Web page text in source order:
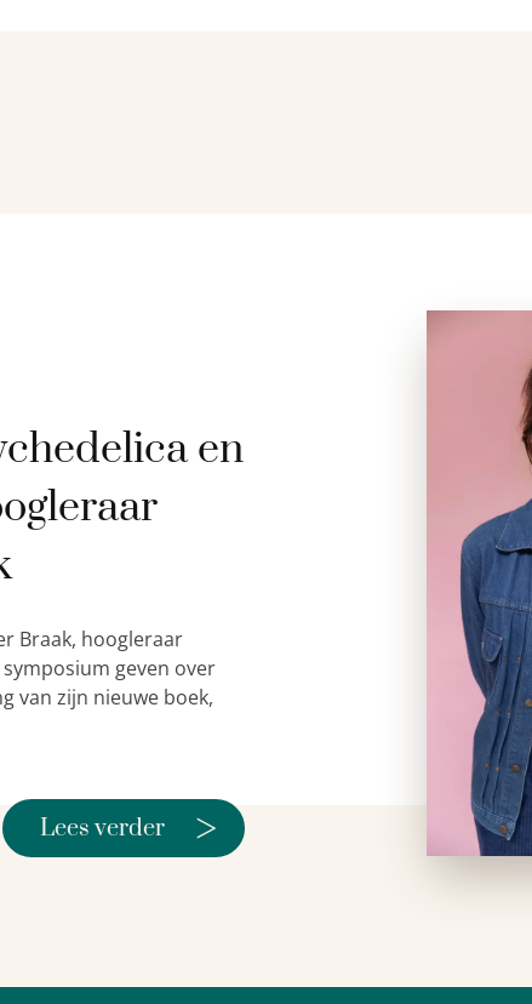
en
Braak, hoogleraar
geven over
van zijn nieuwe boek,
Lees verder >